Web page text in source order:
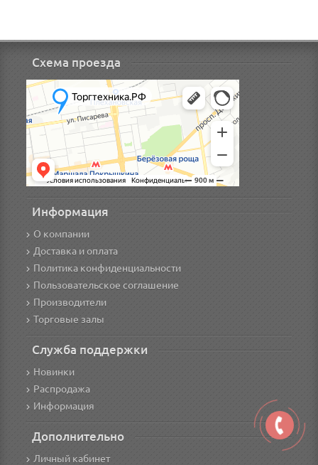
Схема проезда
Информация
О компании
Доставка и оплата
Политика конфиденциальности
Пользовательское соглашение
Производители
Торговые залы
Служба поддержки
Новинки
Распродажа
Информация
Дополнительно
Личный кабинет